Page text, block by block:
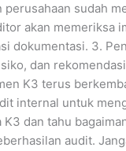
sudah
akan memeriksa
dokumentasi. 3.
dan
K3 terus
internal untuk
dan tahu
audit.